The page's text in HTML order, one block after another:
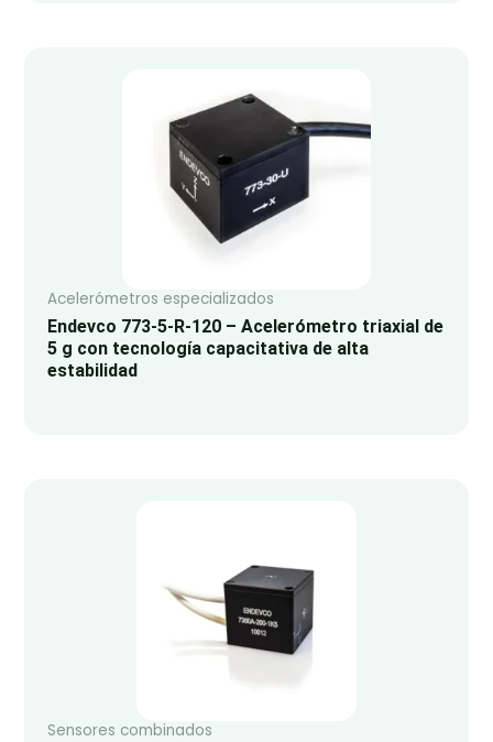
Acelerómetros especializados
Endevco 773-5-R-120 – Acelerómetro triaxial de
5 g con tecnología capacitativa de alta
estabilidad
Sensores combinados